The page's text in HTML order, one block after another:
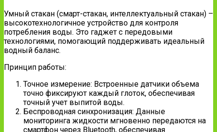
Умный стакан (смарт-стакан, интеллектуальный стакан) –
высокотехнологичное устройство для контроля
потребления воды. Это гаджет с передовыми
технологиями, помогающий поддерживать идеальный
водный баланс.
Принцип работы:
Точное измерение: Встроенные датчики объема
точно фиксируют каждый глоток, обеспечивая
точный учет выпитой воды.
Беспроводная синхронизация: Данные
мониторинга жидкости мгновенно передаются на
смартфон через Bluetooth, обеспечивая